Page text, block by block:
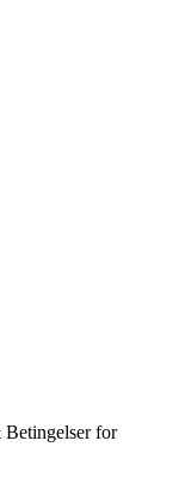
Betingelser for